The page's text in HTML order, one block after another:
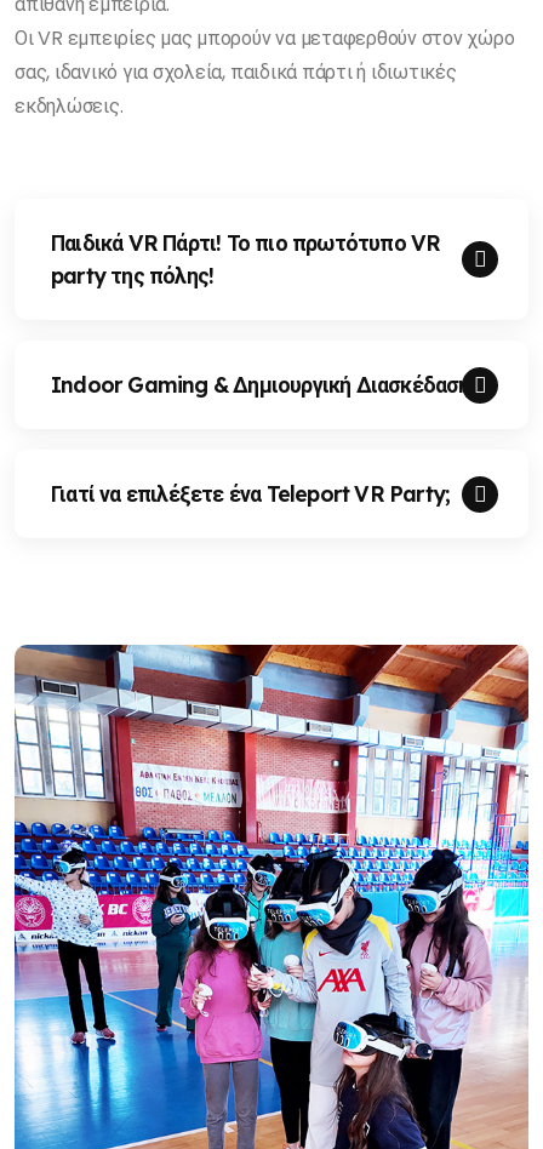
Οι VR εμπειρίες μας μπορούν να μεταφερθούν στον χώρο
σας, ιδανικό για σχολεία, παιδικά πάρτι ή ιδιωτικές
εκδηλώσεις.
Παιδικά VR Πάρτι! Το πιο πρωτότυπο VR
party της πόλης!
Indoor Gaming & Δημιουργική Διασκέδαση
Γιατί να επιλέξετε ένα Teleport VR Party;